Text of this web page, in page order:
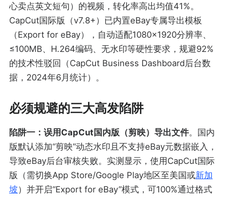
心卖点英文短句）的视频，转化率高出均值41%。
CapCut国际版（v7.8+）已内置eBay专属导出模板
（Export for eBay），自动适配1080×1920分辨率、
≤100MB、H.264编码、无水印等硬性要求，规避92%
的技术性驳回（CapCut Business Dashboard后台数
据，2024年6月统计）。
必须规避的三大高发陷阱
陷阱一：误用CapCut国内版（剪映）导出文件。国内
版默认添加“剪映”动态水印且不支持eBay元数据嵌入，
导致eBay后台审核失败。实测显示，使用CapCut国际
版（需切换App Store/Google Play地区至美国或新加
坡）并开启“Export for eBay”模式，可100%通过格式